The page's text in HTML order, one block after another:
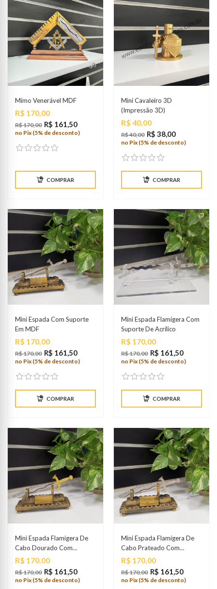
Mimo Venerável MDF
Preço
R$ 170,00
R$ 170,00 R$ 161,50
no Pix (5% de desconto)
COMPRAR
Mini Cavaleiro 3D
(Impressão 3D)
Preço
R$ 40,00
R$ 40,00 R$ 38,00
no Pix (5% de desconto)
COMPRAR
Mini Espada Com Suporte
Em MDF
Preço
R$ 170,00
R$ 170,00 R$ 161,50
no Pix (5% de desconto)
COMPRAR
Mini Espada Flamígera Com
Suporte De Acrílico
Preço
R$ 170,00
R$ 170,00 R$ 161,50
no Pix (5% de desconto)
COMPRAR
Mini Espada Flamígera De
Cabo Dourado Com
Suporte Em MDF
Preço
R$ 170,00
R$ 170,00 R$ 161,50
no Pix (5% de desconto)
Mini Espada Flamígera De
Cabo Prateado Com
Suporte Em MDF
Preço
R$ 170,00
R$ 170,00 R$ 161,50
no Pix (5% de desconto)